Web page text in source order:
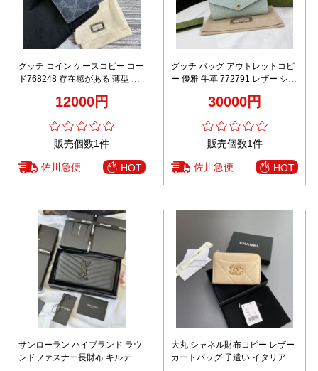
グッチ コイン ケースコピー コー
ド768248 存在感がある 薄型 軽
12000円
販売個数1件
佐川急便 HOT
グッチ バッグ アウトレットコピ
ー 優雅 牛革 772791 レザー シン
30000円
販売個数1件
佐川急便 HOT
サンローラン ハイブランド ラウ
ンドファスナー長財布 キルティ
大丸 シャネル財布コピー レザー
カートバッグ 子遣い イタリア革